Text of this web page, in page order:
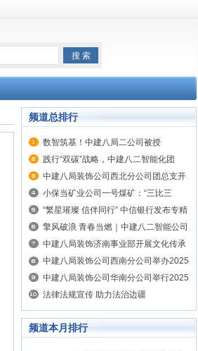
频道总排行
数智筑基！中建八局二公司被授
予“2024年度智能建筑行业十大品牌企
业”称号
践行“双碳”战略，中建八二智能化团
队“节”尽所“能”
中建八局装饰公司西北分公司团总支开
展“迎五一庆五四”主题团日活动
小保当矿业公司一号煤矿：“三比三
促”提升党建效能
“繁星璀璨 信伴同行” 中信银行发布专精
特新企业服务方案
擎风破浪 青春当燃｜中建八二智能公司
举办“迎五一 庆五四”主题活动
中建八局装饰济南事业部开展文化传承
与廉洁教育主题活动
中建八局装饰公司西南分公司举办2025
年“安全生产月”“安康杯”竞赛暨“铁军
杯”劳动竞赛启动仪式
中建八局装饰公司华南分公司举行2025
年“安全生产月”“安康杯”竞赛暨“铁军
杯”劳动竞赛启动仪式
法律法规宣传 助力法治边疆
频道本月排行